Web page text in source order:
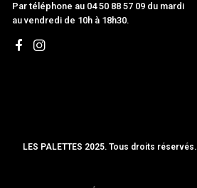
Par téléphone au 04 50 88 57 09 du mardi
au vendredi de 10h à 18h30.
LES PALETTES 2025. Tous droits réservés.